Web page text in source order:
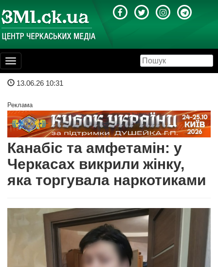
Toggle
navigation
13.06.26 10:31
Реклама
Канабіс та амфетамін: у
Черкасах викрили жінку,
яка торгувала наркотиками